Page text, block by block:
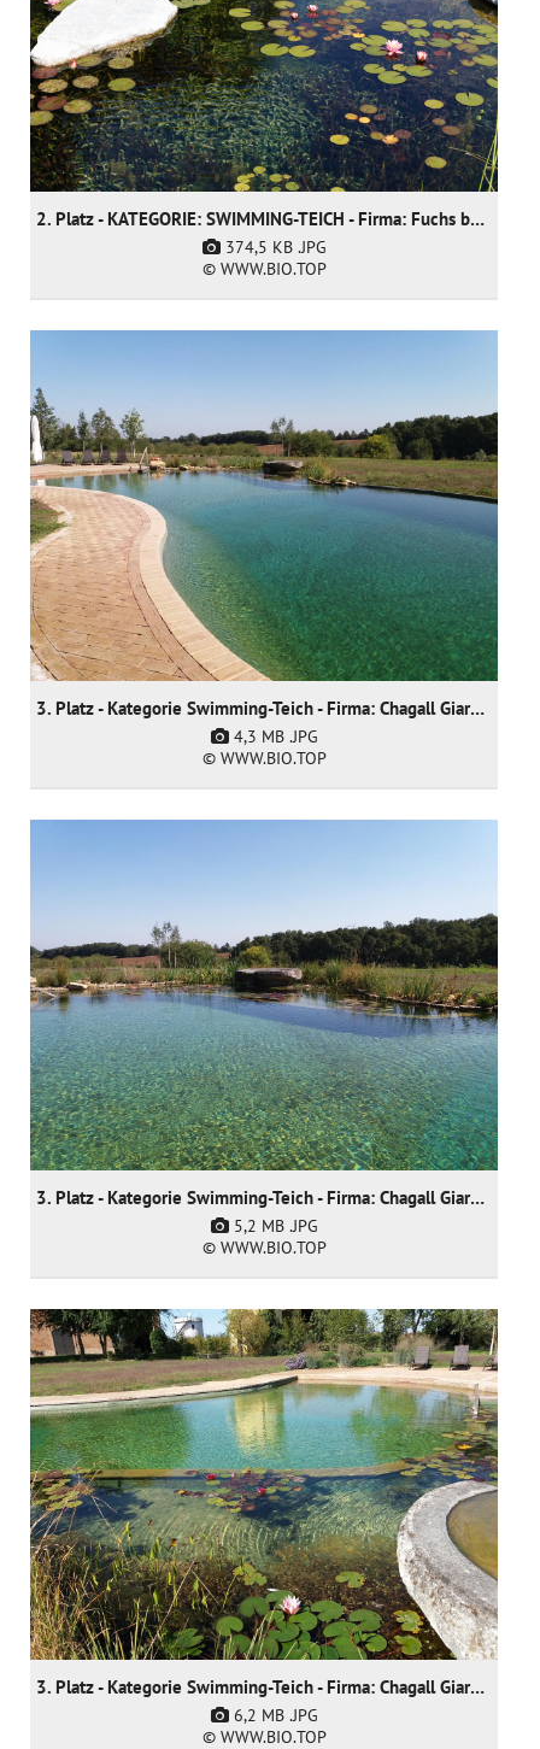
2. Platz - KATEGORIE: SWIMMING-TEICH - Firma: Fuchs baut Gärten GmbH
374,5 KB .JPG
© WWW.BIO.TOP
3. Platz - Kategorie Swimming-Teich - Firma: Chagall Giardini SNC - Arch. Anja Werner
4,3 MB .JPG
© WWW.BIO.TOP
3. Platz - Kategorie Swimming-Teich - Firma: Chagall Giardini SNC - Arch. Anja Werner
5,2 MB .JPG
© WWW.BIO.TOP
3. Platz - Kategorie Swimming-Teich - Firma: Chagall Giardini SNC - Arch. Anja Werner
6,2 MB .JPG
© WWW.BIO.TOP